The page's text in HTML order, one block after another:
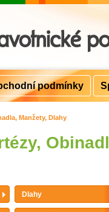
Manžety, Dlahy
Dlahy
podmínky